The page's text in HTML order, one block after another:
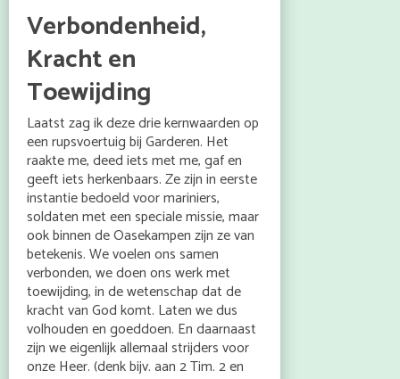
Verbondenheid,
Kracht en
Toewijding
Laatst zag ik deze drie kernwaarden op
een rupsvoertuig bij Garderen. Het
raakte me, deed iets met me, gaf en
geeft iets herkenbaars. Ze zijn in eerste
instantie bedoeld voor mariniers,
soldaten met een speciale missie, maar
ook binnen de Oasekampen zijn ze van
betekenis. We voelen ons samen
verbonden, we doen ons werk met
toewijding, in de wetenschap dat de
kracht van God komt. Laten we dus
volhouden en goeddoen. En daarnaast
zijn we eigenlijk allemaal strijders voor
onze Heer. (denk bijv. aan 2 Tim. 2 en